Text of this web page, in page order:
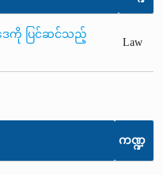
ပဒေကို ပြင်ဆင်သည့်
Law
ကဏ္ဍ